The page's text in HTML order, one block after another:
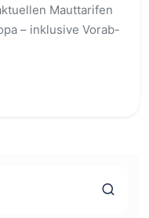
Mauttarifen
– inklusive Vorab-